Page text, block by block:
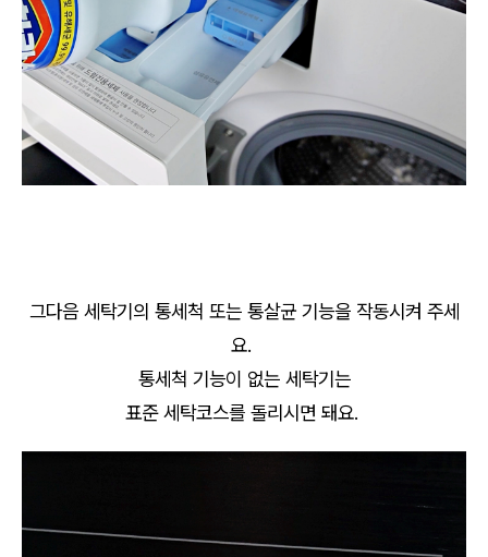
그다음 세탁기의 통세척 또는 통살균 기능을 작동시켜 주세
요.
통세척 기능이 없는 세탁기는
표준 세탁코스를 돌리시면 돼요.